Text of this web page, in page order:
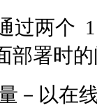
两个 1
部署时
－以在